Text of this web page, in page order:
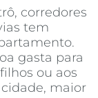
corredores
tem
gasta para
ou aos
maior